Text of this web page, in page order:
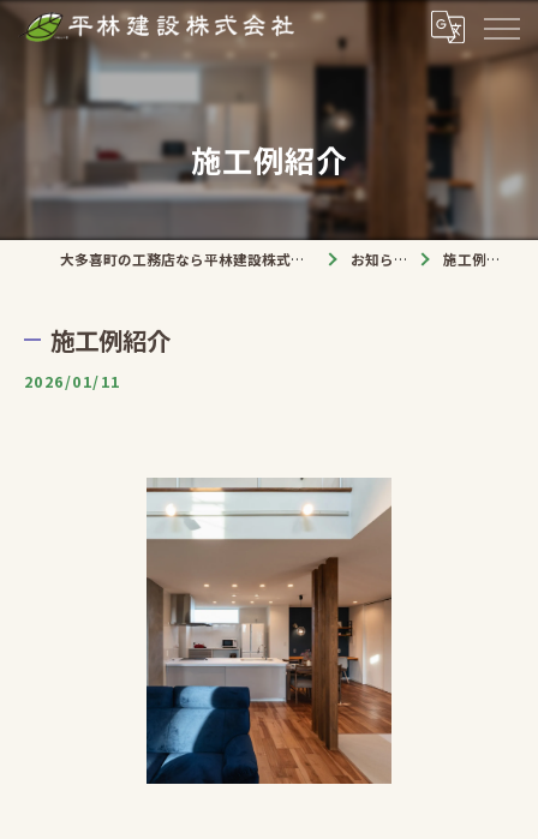
施工例紹介
大多喜町の工務店なら平林建設株式会社 お知らせ 施工例紹介
施工例紹介
2026/01/11